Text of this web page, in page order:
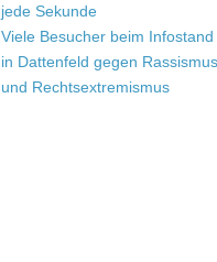
jede Sekunde
Viele Besucher beim Infostand
in Dattenfeld gegen Rassismus
und Rechtsextremismus